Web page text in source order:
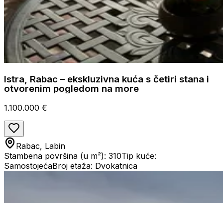
Istra, Rabac – ekskluzivna kuća s četiri stana i
otvorenim pogledom na more
1.100.000 €
Rabac, Labin
Stambena površina (u m²): 310Tip kuće:
SamostojećaBroj etaža: Dvokatnica